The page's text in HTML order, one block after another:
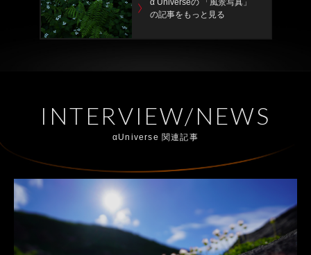
の記事をもっと見る
INTERVIEW/NEWS
αUniverse 関連記事